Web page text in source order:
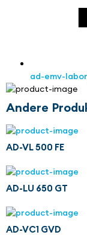
ad-emv-
Andere
AD-VL 500 FE
AD-LU 650 GT
AD-VC1 GVD